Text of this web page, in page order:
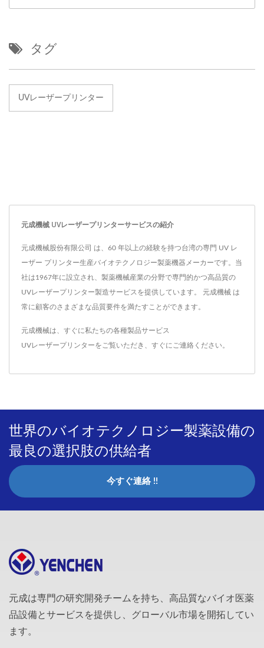
タグ
UVレーザープリンター
元成機械 UVレーザープリンターサービスの紹介
元成機械股份有限公司 は、60 年以上の経験を持つ台湾の専門 UV レ
ーザー プリンター生産バイオテクノロジー製薬機器メーカーです。当
社は1967年に設立され、製薬機械産業の分野で専門的かつ高品質の
UVレーザープリンター製造サービスを提供しています。 元成機械 は
常に顧客のさまざまな品質要件を満たすことができます。
元成機械は、すぐに私たちの各種製品サービス
UVレーザープリンターをご覧いただき、 すぐにご連絡ください。
世界のバイオテクノロジー製薬設備の
最良の選択肢の供給者
今すぐ連絡 !!
元成は専門の研究開発チームを持ち、高品質なバイオ医薬
品設備とサービスを提供し、グローバル市場を開拓してい
ます。